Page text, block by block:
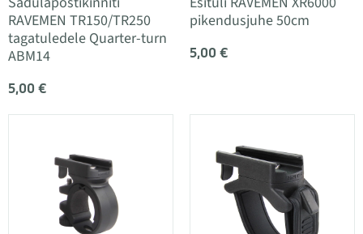
RAVEMEN TR150/TR250
tagatuledele Quarter-turn
ABM14
5,00 €
pikendusjuhe 50cm
5,00 €